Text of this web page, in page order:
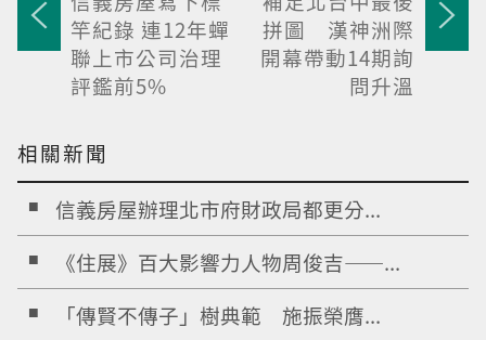
竿紀錄 連12年蟬
聯上市公司治理
評鑑前5%
拼圖 漢神洲際
開幕帶動14期詢
問升溫
相關新聞
信義房屋辦理北市府財政局都更分...
《住展》百大影響力人物周俊吉——...
「傳賢不傳子」樹典範 施振榮膺...